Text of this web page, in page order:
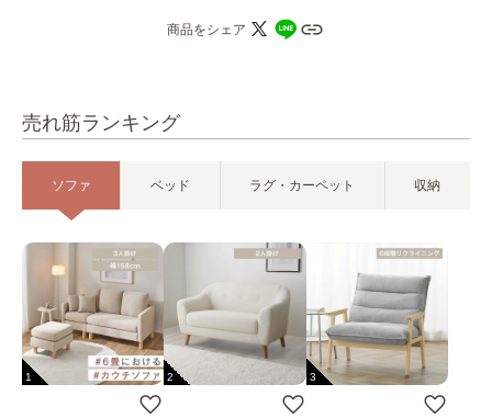
売れ筋ランキング
ソファ ベッド ラグ・カーペット 収納
1 2 3
商品をシェア